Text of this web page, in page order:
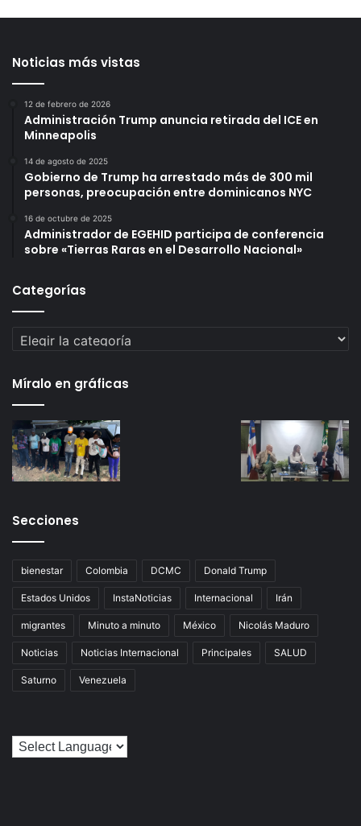
Noticias más vistas
12 de febrero de 2026
Administración Trump anuncia retirada del ICE en
Minneapolis
14 de agosto de 2025
Gobierno de Trump ha arrestado más de 300 mil
personas, preocupación entre dominicanos NYC
16 de octubre de 2025
Administrador de EGEHID participa de conferencia
sobre «Tierras Raras en el Desarrollo Nacional»
Categorías
Categorías
Míralo en gráficas
Secciones
bienestar Colombia DCMC Donald Trump
Estados Unidos InstaNoticias Internacional Irán
migrantes Minuto a minuto México Nicolás Maduro
Noticias Noticias Internacional Principales SALUD
Saturno Venezuela